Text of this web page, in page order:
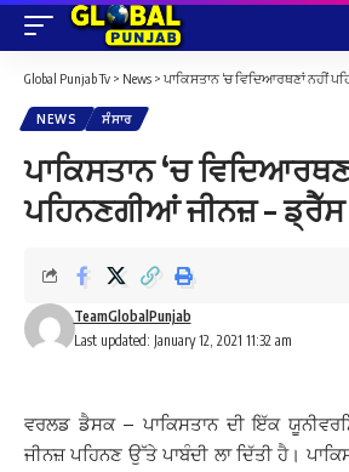
Global Punjab Tv > News > ਪਾਕਿਸਤਾਨ ‘ਚ ਵਿਦਿਆਰਥਣਾਂ ਨਹੀਂ
NEWS ਸੰਸਾਰ
ਪਾਕਿਸਤਾਨ ‘ਚ
ਪਹਿਨਣਗੀਆਂ ਜੀਨਜ਼ – ਡ੍ਰੈੱਸ
Last updated: January 12, 2021 11:32 am
TeamGlobalPunjab
ਵਰਲਡ ਡੈਸਕ – ਪਾਕਿਸਤਾਨ ਦੀ ਇੱਕ
ਜੀਨਜ਼ ਪਹਿਨਣ ਉੱਤੇ ਪਾਬੰਦੀ ਲਾ ਦਿੱਤੀ ਹੈ।